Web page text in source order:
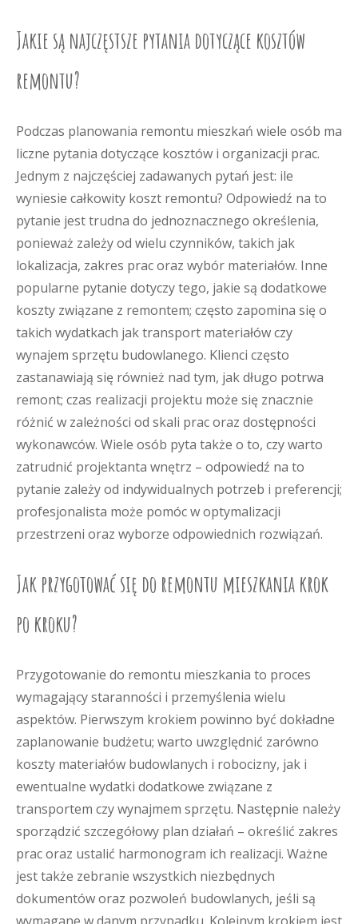
Jakie są najczęstsze pytania dotyczące kosztów
remontu?
Podczas planowania remontu mieszkań wiele osób ma
liczne pytania dotyczące kosztów i organizacji prac.
Jednym z najczęściej zadawanych pytań jest: ile
wyniesie całkowity koszt remontu? Odpowiedź na to
pytanie jest trudna do jednoznacznego określenia,
ponieważ zależy od wielu czynników, takich jak
lokalizacja, zakres prac oraz wybór materiałów. Inne
popularne pytanie dotyczy tego, jakie są dodatkowe
koszty związane z remontem; często zapomina się o
takich wydatkach jak transport materiałów czy
wynajem sprzętu budowlanego. Klienci często
zastanawiają się również nad tym, jak długo potrwa
remont; czas realizacji projektu może się znacznie
różnić w zależności od skali prac oraz dostępności
wykonawców. Wiele osób pyta także o to, czy warto
zatrudnić projektanta wnętrz – odpowiedź na to
pytanie zależy od indywidualnych potrzeb i preferencji;
profesjonalista może pomóc w optymalizacji
przestrzeni oraz wyborze odpowiednich rozwiązań.
Jak przygotować się do remontu mieszkania krok
po kroku?
Przygotowanie do remontu mieszkania to proces
wymagający staranności i przemyślenia wielu
aspektów. Pierwszym krokiem powinno być dokładne
zaplanowanie budżetu; warto uwzględnić zarówno
koszty materiałów budowlanych i robocizny, jak i
ewentualne wydatki dodatkowe związane z
transportem czy wynajmem sprzętu. Następnie należy
sporządzić szczegółowy plan działań – określić zakres
prac oraz ustalić harmonogram ich realizacji. Ważne
jest także zebranie wszystkich niezbędnych
dokumentów oraz pozwoleń budowlanych, jeśli są